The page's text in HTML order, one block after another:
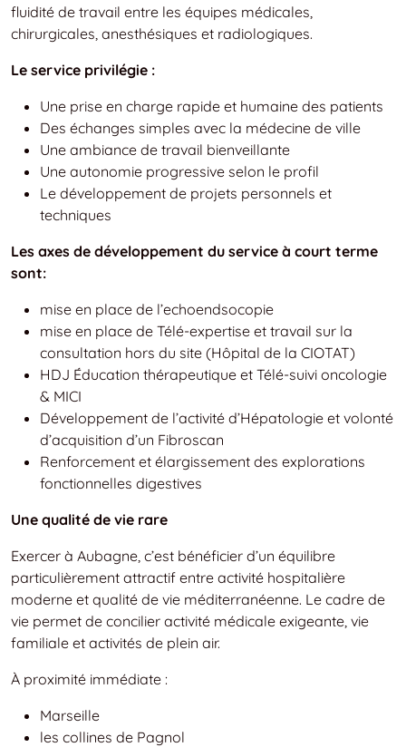
fluidité de travail entre les équipes médicales,
chirurgicales, anesthésiques et radiologiques.
Le service privilégie :
Une prise en charge rapide et humaine des patients
Des échanges simples avec la médecine de ville
Une ambiance de travail bienveillante
Une autonomie progressive selon le profil
Le développement de projets personnels et
techniques
Les axes de développement du service à court terme
sont:
mise en place de l’echoendsocopie
mise en place de Télé-expertise et travail sur la
consultation hors du site (Hôpital de la CIOTAT)
HDJ Éducation thérapeutique et Télé-suivi oncologie
& MICI
Développement de l’activité d’Hépatologie et volonté
d’acquisition d’un Fibroscan
Renforcement et élargissement des explorations
fonctionnelles digestives
Une qualité de vie rare
Exercer à Aubagne, c’est bénéficier d’un équilibre
particulièrement attractif entre activité hospitalière
moderne et qualité de vie méditerranéenne. Le cadre de
vie permet de concilier activité médicale exigeante, vie
familiale et activités de plein air.
À proximité immédiate :
Marseille
les collines de Pagnol